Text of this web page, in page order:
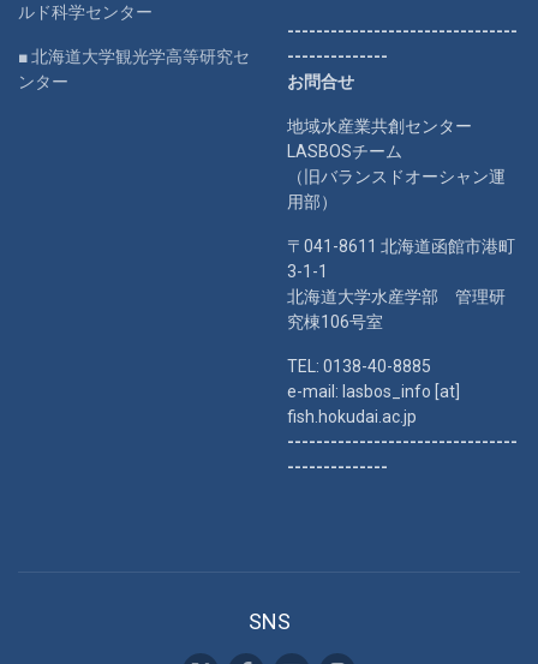
ルド科学センター
■ 北海道大学観光学高等研究セ
ンター
--------------------------------
--------------
お問合せ
地域水産業共創センター
LASBOSチーム
（旧バランスドオーシャン運
用部）
〒041-8611 北海道函館市港町
3-1-1
北海道大学水産学部 管理研
究棟106号室
TEL: 0138-40-8885
e-mail: lasbos_info [at]
fish.hokudai.ac.jp
--------------------------------
--------------
SNS